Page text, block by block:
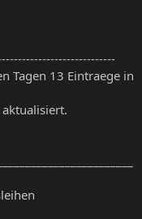
Tagen 13 Eintraege in